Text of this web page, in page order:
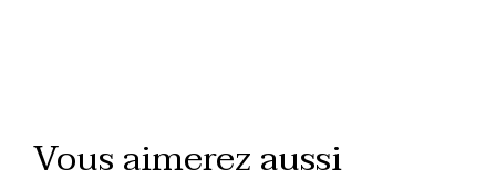
Vous aimerez aussi